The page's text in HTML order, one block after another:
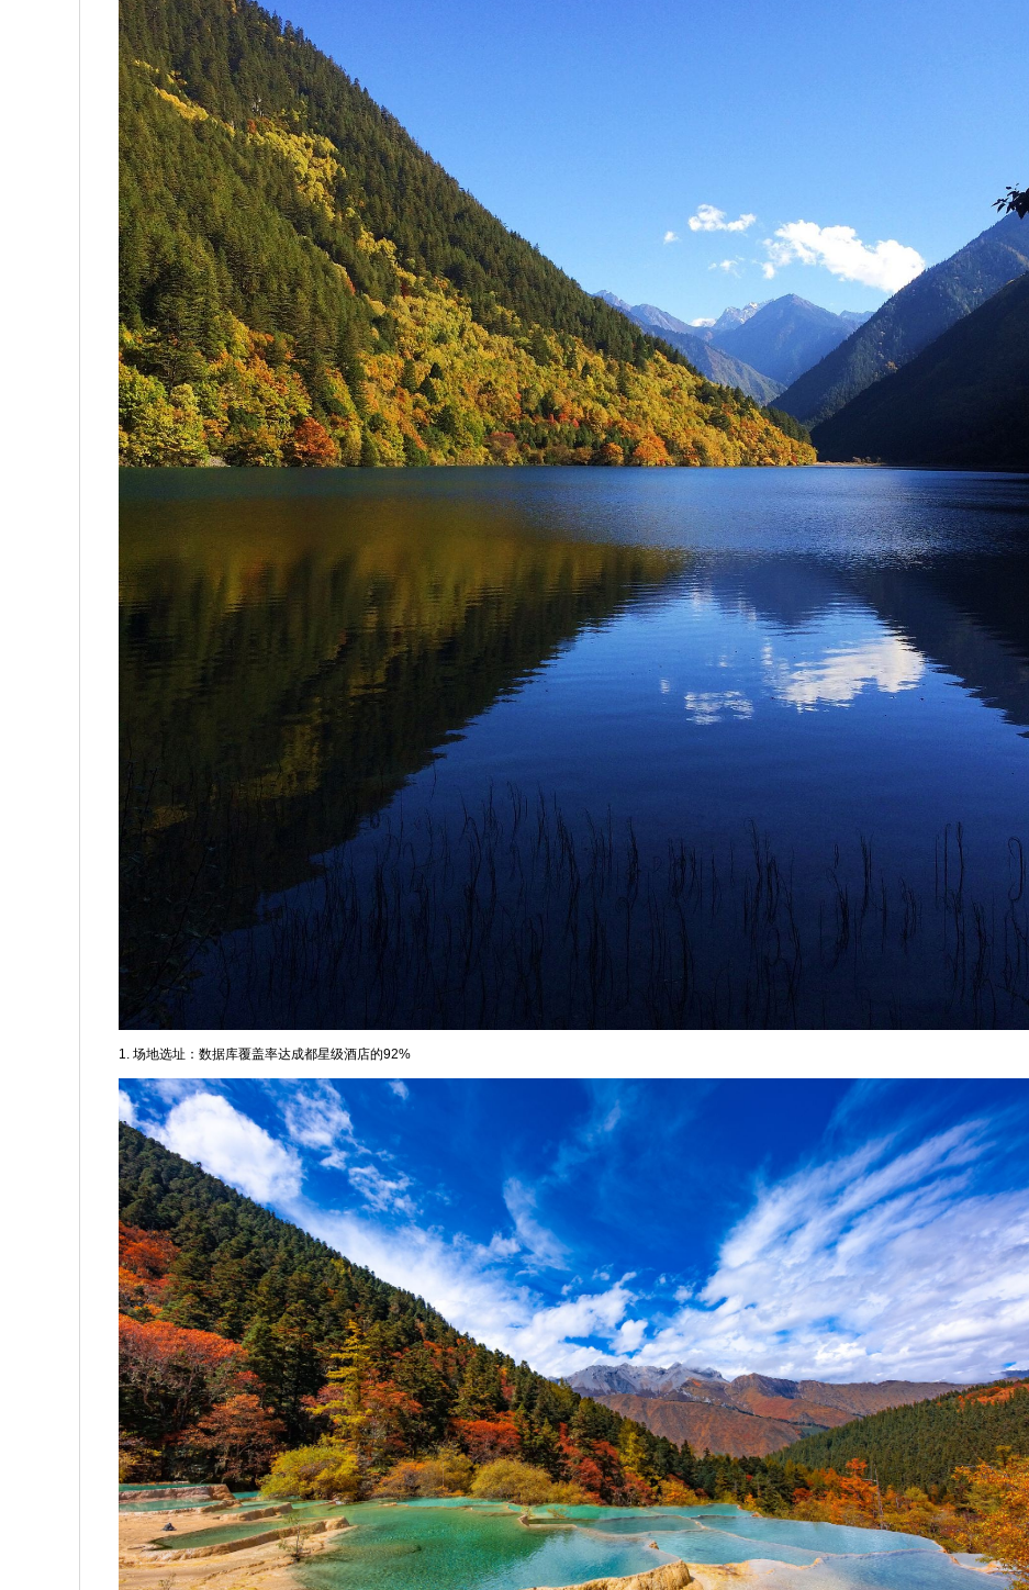
1. 场地选址：数据库覆盖率达成都星级酒店的92%